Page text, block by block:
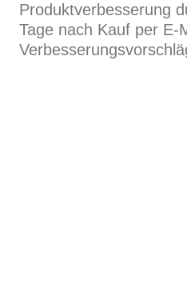
Produktverbesserung
Tage nach Kauf per E-